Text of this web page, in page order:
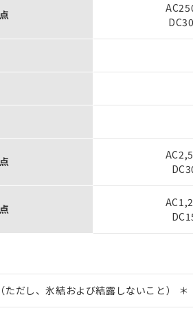
ただし、氷結および結露しないこと） ＊